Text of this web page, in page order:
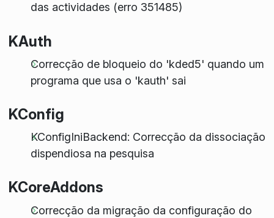
das actividades (erro 351485)
KAuth
Correcção de bloqueio do 'kded5' quando um
programa que usa o 'kauth' sai
KConfig
KConfigIniBackend: Correcção da dissociação
dispendiosa na pesquisa
KCoreAddons
Correcção da migração da configuração do